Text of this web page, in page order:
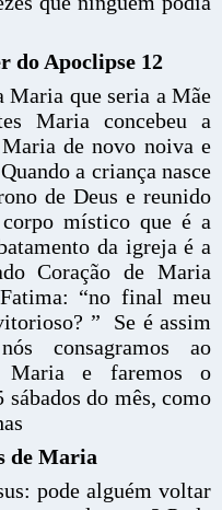
do Apoclipse 12
Maria que seria a Mãe
Maria concebeu a
de novo noiva e
a criança nasce
de Deus e reunido
místico que é a
da igreja é a
Coração de Maria
“no final meu
” Se é assim
consagramos ao
Maria e faremos o
do mês, como
de Maria
pode alguém voltar